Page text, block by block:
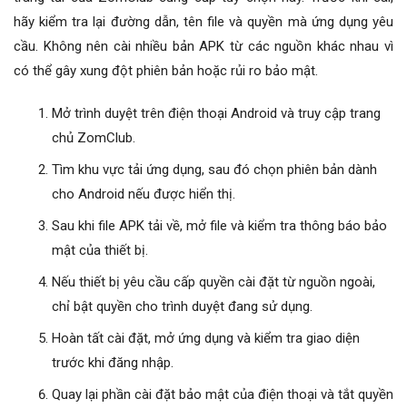
hãy kiểm tra lại đường dẫn, tên file và quyền mà ứng dụng yêu
cầu. Không nên cài nhiều bản APK từ các nguồn khác nhau vì
có thể gây xung đột phiên bản hoặc rủi ro bảo mật.
Mở trình duyệt trên điện thoại Android và truy cập trang
chủ ZomClub.
Tìm khu vực tải ứng dụng, sau đó chọn phiên bản dành
cho Android nếu được hiển thị.
Sau khi file APK tải về, mở file và kiểm tra thông báo bảo
mật của thiết bị.
Nếu thiết bị yêu cầu cấp quyền cài đặt từ nguồn ngoài,
chỉ bật quyền cho trình duyệt đang sử dụng.
Hoàn tất cài đặt, mở ứng dụng và kiểm tra giao diện
trước khi đăng nhập.
Quay lại phần cài đặt bảo mật của điện thoại và tắt quyền